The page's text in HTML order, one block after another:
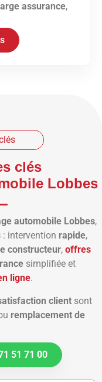
assurance,
clés
Lobbes
automobile Lobbes,
: intervention rapide,
constructeur, offres
simplifiée et
ligne.
client sont
remplacement de
51 71 00